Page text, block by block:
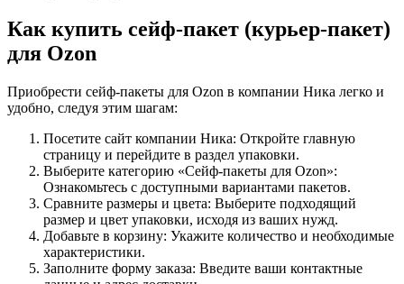
Как купить сейф-пакет (курьер-пакет)
для Ozon
Приобрести сейф-пакеты для Ozon в компании Ника легко и
удобно, следуя этим шагам:
Посетите сайт компании Ника: Откройте главную
страницу и перейдите в раздел упаковки.
Выберите категорию «Сейф-пакеты для Ozon»:
Ознакомьтесь с доступными вариантами пакетов.
Сравните размеры и цвета: Выберите подходящий
размер и цвет упаковки, исходя из ваших нужд.
Добавьте в корзину: Укажите количество и необходимые
характеристики.
Заполните форму заказа: Введите ваши контактные